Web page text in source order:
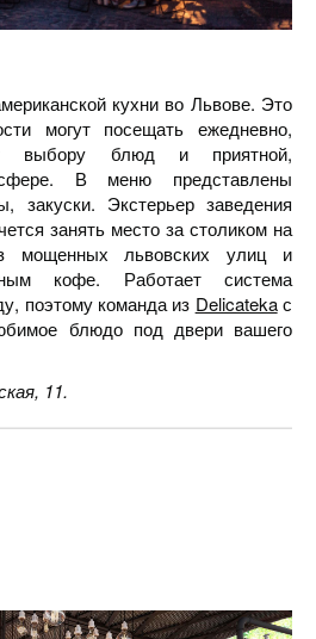
кухни во Львове. Это
могут посещать ежедневно,
выбору блюд и приятной,
В меню представлены
закуски. Экстерьер заведения
занять место за столиком на
мощенных львовских улиц и
кофе. Работает система
поэтому команда из Delicatekaс
блюдо под двери вашего
11.